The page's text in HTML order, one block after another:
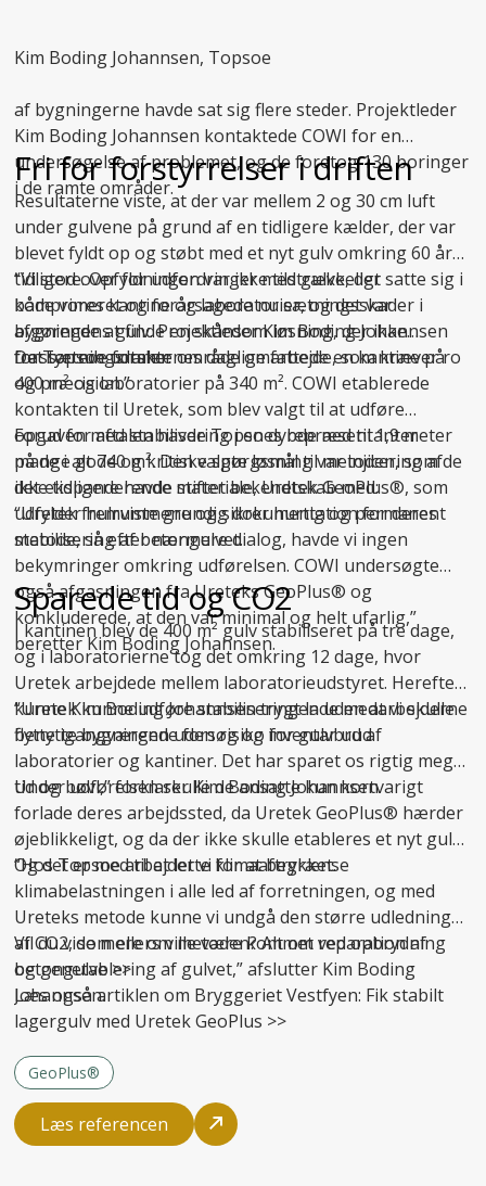
Kim Boding Johannsen, Topsoe
af bygningerne havde sat sig flere steder. Projektleder
Kim Boding Johannsen kontaktede COWI for en
undersøgelse af problemet, og de foretog 130 boringer
i de ramte områder.
Fri for forstyrrelser i driften
Resultaterne viste, at der var mellem 2 og 30 cm luft
under gulvene på grund af en tidligere kælder, der var
blevet fyldt op og støbt med et nyt gulv omkring 60 år
tidligere. Opfyldningen var ikke tilstrækkeligt
komprimeret og forårsagede nu sætningsskader i
bygningens gulv. Projektleder Kim Boding Johannsen
fra Topsoe udtaler:
“Vi stod over for udfordringer med gulve, der satte sig i
både vores kantine og laboratorier, og det var
afgørende at finde en skånsom løsning, der ikke
forstyrrede forskernes daglige arbejde, som kræver ro
og præcision.”
Det sætningsramte område omfattede en kantine på
400 m² og laboratorier på 340 m². COWI etablerede
kontakten til Uretek, som blev valgt til at udføre
opgaven med stabilisering i en dybde ned til 1,9 meter
på de i alt 740 m². Den valgte løsning var injicering af
det ekspanderende materiale, Uretek GeoPlus®, som
udfylder hulrummene og sikrer hurtig og permanent
stabilisering af betongulvet.
Forud for aftalen havde Topsoes repræsentanter
mange gode og kritiske spørgsmål til metoden, som de
ikke tidligere havde stiftet bekendtskab med:
“Uretek fremviste grundig dokumentation for deres
metode, så efter nærmere dialog, havde vi ingen
bekymringer omkring udførelsen. COWI undersøgte
også afgasningen fra Ureteks GeoPlus® og
konkluderede, at den var minimal og helt ufarlig,”
beretter Kim Boding Johannsen.
Sparede tid og CO2
I kantinen blev de 400 m² gulv stabiliseret på tre dage,
og i laboratorierne tog det omkring 12 dage, hvor
Uretek arbejdede mellem laboratorieudstyret. Herefter
kunne Kim Boding Johannsen trygt lade medarbejderne
benytte bygningen uden risiko for gulvbrud.
“Uretek kunne udføre stabiliseringen uden at vi skulle
flytte igangværende forsøg og inventar ud af
laboratorier og kantiner. Det har sparet os rigtig meget
tid og bøvl,” forklarer Kim Boding Johannsen.
Under udførelsen skulle de ansatte kun kortvarigt
forlade deres arbejdssted, da Uretek GeoPlus® hærder
øjeblikkeligt, og da der ikke skulle etableres et nyt gulv.
Og det er med til at lette klimaaftrykket.
“Hos Topsoe arbejder vi for at begrænse
klimabelastningen i alle led af forretningen, og med
Ureteks metode kunne vi undgå den større udledning
af CO2, som ellers ville være kommet ved opbrydning
og genetablering af gulvet,” afslutter Kim Boding
Johannsen.
Vil du vide mere om metoden? Alt omreparation af
betongulve>>
Læs også artiklen om Bryggeriet Vestfyen: Fik stabilt
lagergulv med Uretek GeoPlus >>
GeoPlus®
Læs referencen